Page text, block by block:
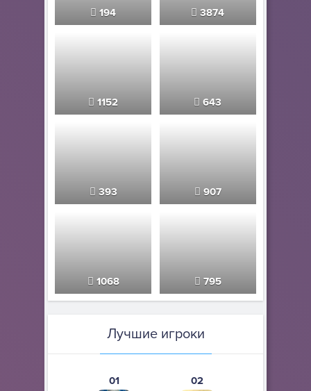
194 3874
1152 643
393 907
1068 795
Лучшие игроки
01 02